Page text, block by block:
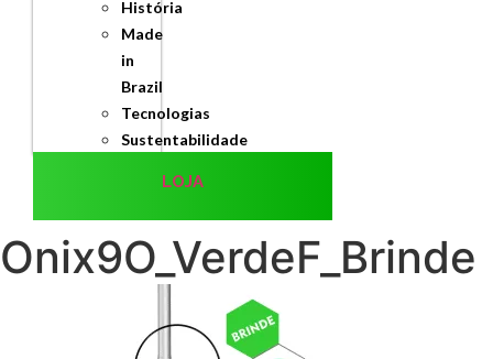
História
Made
in
Brazil
Tecnologias
Sustentabilidade
LOJA
Onix9O_VerdeF_Brinde